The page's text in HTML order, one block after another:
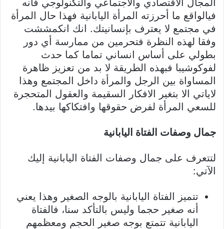
المجال الاقتصادي والاجتماعي والتكنولوجي فانه
فيالواقع ما أحرزته المرأة اليابانية فهذا حال المرأة
في مجتمع لا يعترف بإنسانيتك. انك انكمششت
وفقا لهذه النظرة فتحرمين من ممارسة أي دور
بطولي على أساس انساني تماما كما حدث
لفوكوشيبا فبهذه الطريقة لا بد من تعزيز ظاهرة
المساواة بين الرجل والمرأة داخل المجتمع وهذا
لاياتي الا بتغير الافكار السقيمة والعقول المتحجرة
للسعي المرأة لفرض حقوقها وافتكاكها بيدها.
جمال وصفات الفتاة اليابانية
لتتعرف على جمال وصفات الفتاة اليابانية إليك
الآتي:
تتميز الفتاة اليابانية بالوجه الصغير وهذا يعني
أنه صغير حجما وليس بالتأكد سنا، فالفتاة
اليابانية تتمتع بوجه صغير الحجم ومعظمهم